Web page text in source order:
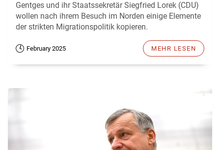
Gentges und ihr Staatssekretär Siegfried Lorek (CDU)
wollen nach ihrem Besuch im Norden einige Elemente
der strikten Migrationspolitik kopieren.
February 2025 MEHR LESEN